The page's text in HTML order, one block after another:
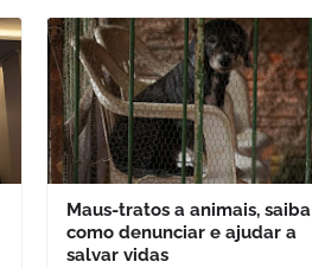
Maus-tratos a animais, saiba
como denunciar e ajudar a
salvar vidas